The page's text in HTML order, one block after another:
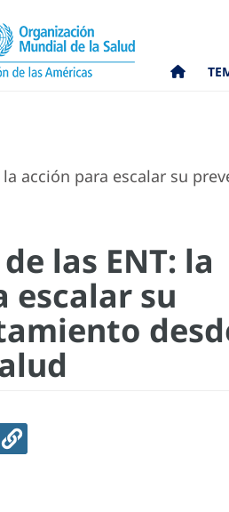
acción para escalar su
las ENT: la
escalar su